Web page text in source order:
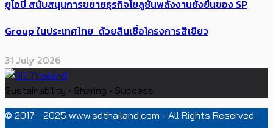
ยูโอบี สนับสนุนการขยายธุรกิจโซลูชันพลังงานยั่งยืนของ SP
Group ในประเทศไทย ด้วยสินเชื่อโครงการสีเขียว
31 July 2026
Sustainability • Sharing • Success
© 2017 - 2025 www.sdthailand.com - All Rights Reserved.